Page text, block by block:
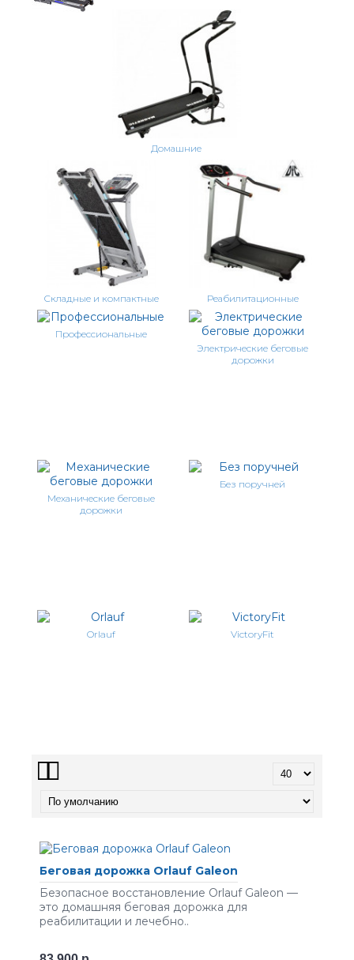
Домашние
Складные и компактные Реабилитационные
Профессиональные
Электрические беговые
дорожки
Механические беговые
дорожки
Без поручней
Orlauf VictoryFit
Беговая дорожка Orlauf Galeon
Безопасное восстановление Orlauf Galeon —
это домашняя беговая дорожка для
реабилитации и лечебно..